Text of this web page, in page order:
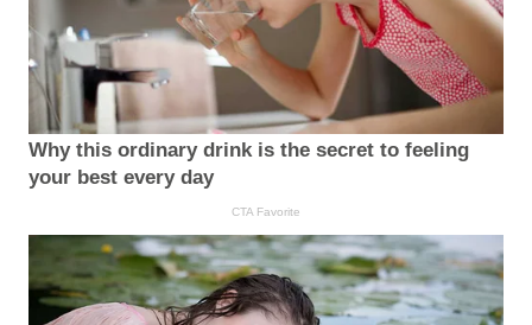
Why this ordinary drink is the secret to feeling
your best every day
CTA Favorite